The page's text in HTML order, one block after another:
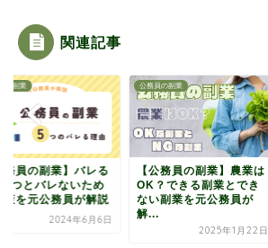
関連記事
の副業
務員の副業】バレる
5つとバレないため
策を元公務員が解説
2024年6月6日
公務員の副業
【公務員の副業】農業は
OK？できる副業とでき
ない副業を元公務員が
解...
2025年1月22日